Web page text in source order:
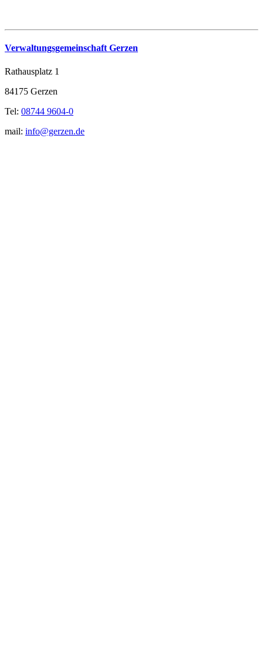
Verwaltungsgemeinschaft Gerzen
Rathausplatz 1
84175 Gerzen
Tel: 08744 9604-0
mail: info@gerzen.de